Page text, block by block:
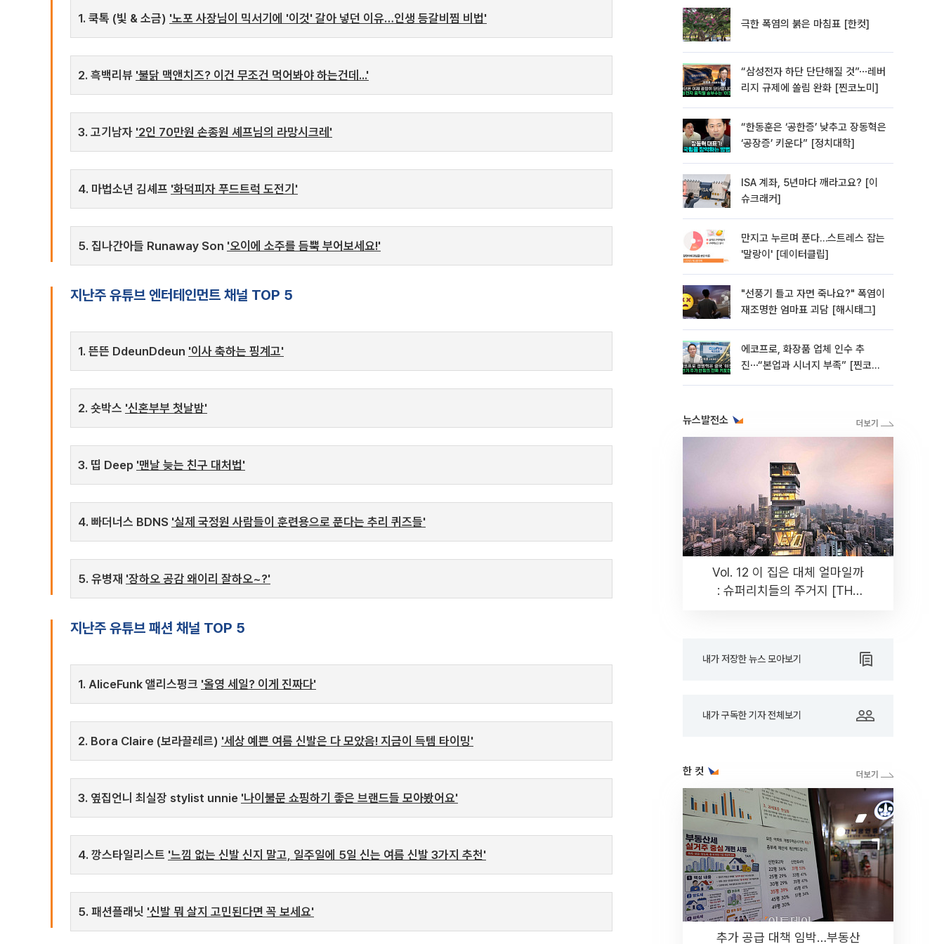
1. 쿡톡 (빛 & 소금) '노포 사장님이 믹서기에 '이것' 갈아 넣던 이유…인생 등갈비찜 비법'
2. 흑백리뷰 '불닭 맥앤치즈? 이건 무조건 먹어봐야 하는건데...'
3. 고기남자 '2인 70만원 손종원 셰프님의 라망시크레'
4. 마법소년 김셰프 '화덕피자 푸드트럭 도전기'
5. 집나간아들 Runaway Son '오이에 소주를 듬뿍 부어보세요!'
지난주 유튜브 엔터테인먼트 채널 TOP 5
1. 뜬뜬 DdeunDdeun '이사 축하는 핑계고'
2. 숏박스 '신혼부부 첫날밤'
3. 띱 Deep '맨날 늦는 친구 대처법'
4. 빠더너스 BDNS '실제 국정원 사람들이 훈련용으로 푼다는 추리 퀴즈들'
5. 유병재 '장하오 공감 왜이리 잘하오~?'
지난주 유튜브 패션 채널 TOP 5
1. AliceFunk 앨리스펑크 '올영 세일? 이게 진짜다'
2. Bora Claire (보라끌레르) '세상 예쁜 여름 신발은 다 모았음! 지금이 득템 타이밍'
3. 옆집언니 최실장 stylist unnie '나이불문 쇼핑하기 좋은 브랜드들 모아봤어요'
4. 깡스타일리스트 '느낌 없는 신발 신지 말고, 일주일에 5일 신는 여름 신발 3가지 추천'
5. 패션플래닛 '신발 뭐 살지 고민된다면 꼭 보세요'
극한 폭염의 붉은 마침표 [한컷]
“삼성전자 하단 단단해질 것”⋯레버
리지 규제에 쏠림 완화 [찐코노미]
“한동훈은 ‘공한증’ 낮추고 장동혁은
‘공장증’ 키운다” [정치대학]
ISA 계좌, 5년마다 깨라고요? [이
슈크래커]
만지고 누르며 푼다…스트레스 잡는
'말랑이' [데이터클립]
"선풍기 틀고 자면 죽나요?" 폭염이
재조명한 엄마표 괴담 [해시태그]
에코프로, 화장품 업체 인수 추
진⋯“본업과 시너지 부족” [찐코노
뉴스발전소
Vol. 12 이 집은 대체 얼마일까
: 슈퍼리치들의 주거지 [THE
내가 저장한 뉴스 모아보기
내가 구독한 기자 전체보기
한 컷
추가 공급 대책 임박…부동산